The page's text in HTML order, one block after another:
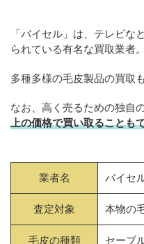
「バイセル」は、テレビ
られている有名な買取業者。
多種多様の毛皮製品の買取
なお、高く売るための独自
上の価格で買い取ることも
業者名 バイセ
査定対象 本物の
毛皮の種類
セーブ